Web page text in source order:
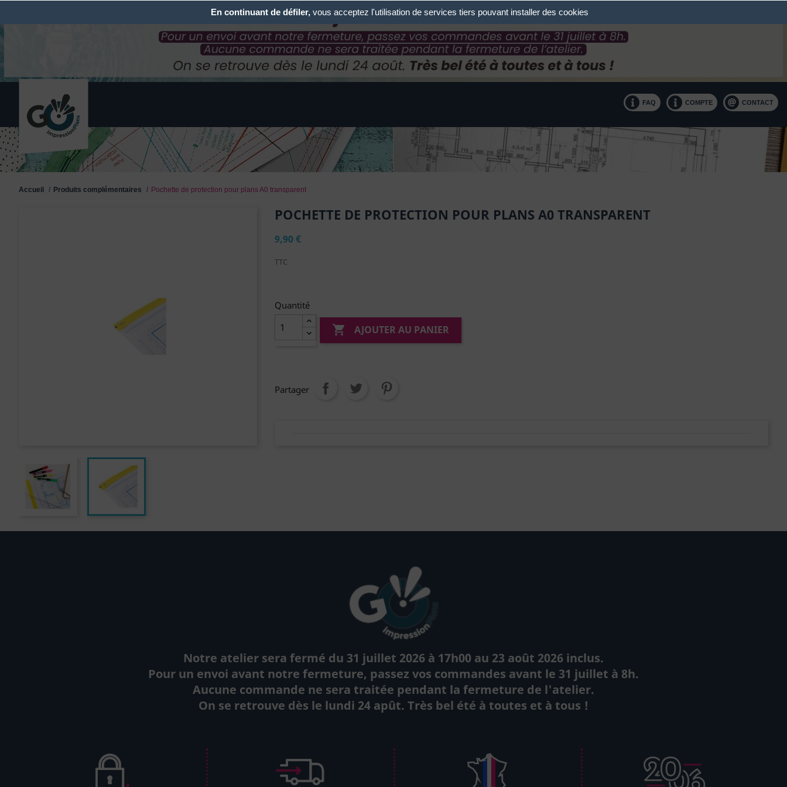
FAQ COMPTE CONTACT
Accueil Produits complémentaires Pochette de protection pour plans A0 transparent
POCHETTE DE PROTECTION POUR PLANS A0 TRANSPARENT
9,90 €
TTC
Quantité
 AJOUTER AU PANIER
Partager
Notre atelier sera fermé du 31 juillet 2026 à 17h00 au 23 août 2026 inclus.
Pour un envoi avant notre fermeture, passez vos commandes avant le 31 juillet à 8h.
Aucune commande ne sera traitée pendant la fermeture de l'atelier.
On se retrouve dès le lundi 24 apût. Très bel été à toutes et à tous !
En continuant de défiler,vous acceptez l'utilisation de services tiers pouvant installer des cookies